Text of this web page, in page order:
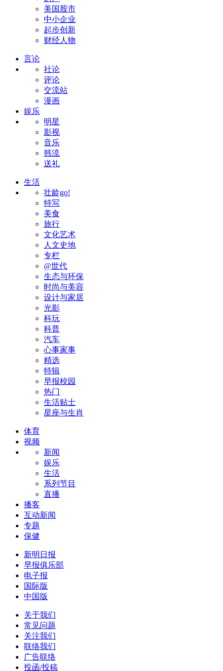
美国股市
中小企业
起步创新
财经人物
言论
社论
评论
交流站
漫画
娱乐
明星
影视
音乐
韩流
送礼
生活
壮龄go!
特写
美食
旅行
文化艺术
人文史地
专栏
@世代
生态与环保
时尚与美容
设计与家居
光影
科玩
科普
汽车
心事家事
精选
特辑
早报校园
热门
生活贴士
星座与生肖
体育
视频
新闻
娱乐
生活
系列节目
直播
播客
互动新闻
专题
保健
新明日报
早报俱乐部
电子报
国际版
中国版
关于我们
常见问题
关注我们
联络我们
广告联络
投函/投稿